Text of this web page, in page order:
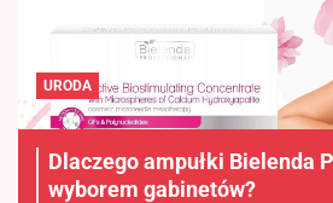
URODA
Dlaczego ampułki Bielenda
wyborem gabinetów?